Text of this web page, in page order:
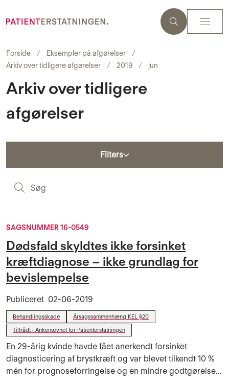
Forside
Eksempler på afgørelser
Arkiv over tidligere afgørelser
2019 jun
Arkiv over tidligere
afgørelser
Filters
SAGSNUMMER 16-0549
Dødsfald skyldtes ikke forsinket
kræftdiagnose – ikke grundlag for
bevislempelse
Publiceret 02-06-2019
Behandlingsskade
Årsagssammenhæng KEL §20
Tiltrådt i Ankenævnet for Patienterstatningen
En 29-årig kvinde havde fået anerkendt forsinket
diagnosticering af brystkræft og var blevet tilkendt 10 %
mén for prognoseforringelse og en mindre godtgørelse...